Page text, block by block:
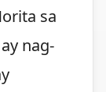
sa
nag-